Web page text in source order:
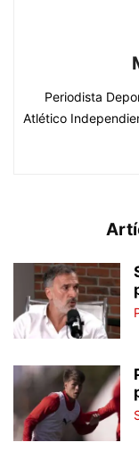
Periodista
Atlético